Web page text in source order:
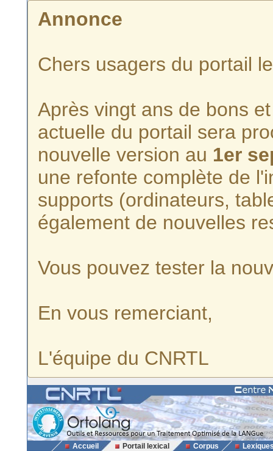
Annonce
Chers usagers du portail
Après vingt ans de bons
actuelle du portail sera
nouvelle version au 1er
une refonte complète de
supports (ordinateurs,
également de nouvelles
Vous pouvez tester la
En vous remerciant,
L'équipe du CNRTL
Accueil Portail lexical Corpus